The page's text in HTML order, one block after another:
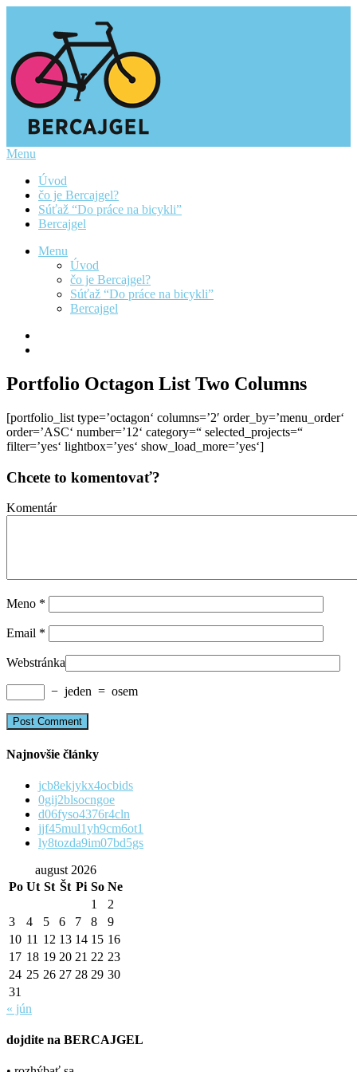
Menu
Úvod
čo je Bercajgel?
Súťaž “Do práce na bicykli”
Bercajgel
Menu
Úvod
čo je Bercajgel?
Súťaž “Do práce na bicykli”
Bercajgel
Portfolio Octagon List Two Columns
[portfolio_list type=’octagon‘ columns=’2′ order_by=’menu_order‘
order=’ASC‘ number=’12‘ category=“ selected_projects=“
filter=’yes‘ lightbox=’yes‘ show_load_more=’yes‘]
Chcete to komentovať?
Komentár
Meno *
Email *
Webstránka
− jeden = osem
Najnovšie články
jcb8ekjykx4ocbids
0gij2blsocngoe
d06fyso4376r4cln
jjf45mul1yh9cm6ot1
ly8tozda9im07bd5gs
august 2026
Po Ut St Št Pi So Ne
1
2
3
4 5 6 7 8
9
10 11 12 13 14 15 16
17 18 19 20 21 22 23
24 25 26 27 28 29 30
31
« jún
dojdite na BERCAJGEL